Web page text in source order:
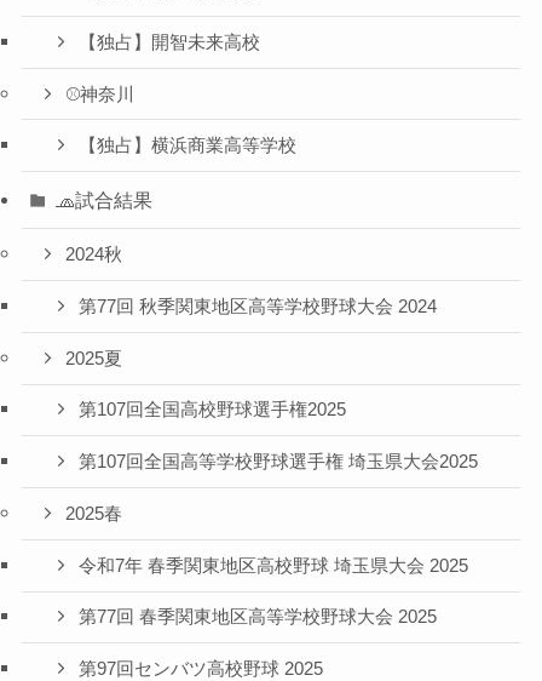
【独占】開智未来高校
⚾️神奈川
【独占】横浜商業高等学校
🧢試合結果
2024秋
第77回 秋季関東地区高等学校野球大会 2024
2025夏
第107回全国高校野球選手権2025
第107回全国高等学校野球選手権 埼玉県大会2025
2025春
令和7年 春季関東地区高校野球 埼玉県大会 2025
第77回 春季関東地区高等学校野球大会 2025
第97回センバツ高校野球 2025